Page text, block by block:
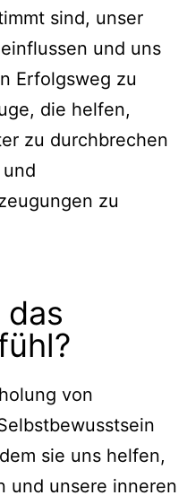
sind, unser
und uns
Erfolgsweg zu
die helfen,
zu durchbrechen
zu
von
sie uns helfen,
und unsere inneren